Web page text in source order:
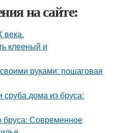
на сайте:
века.
клееный и
руками: пошаговая
дома из бруса:
бруса: Современное